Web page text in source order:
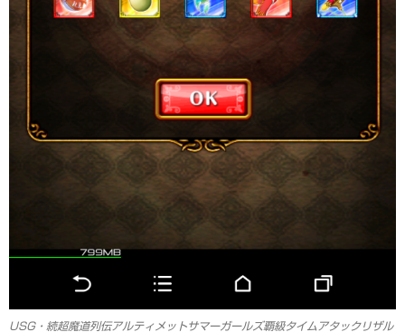
USG・続超魔道列伝アルティメットサマーガールズ覇級タイムアタックリザル